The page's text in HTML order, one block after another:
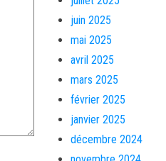
juin 2025
mai 2025
avril 2025
mars 2025
février 2025
janvier 2025
décembre 2024